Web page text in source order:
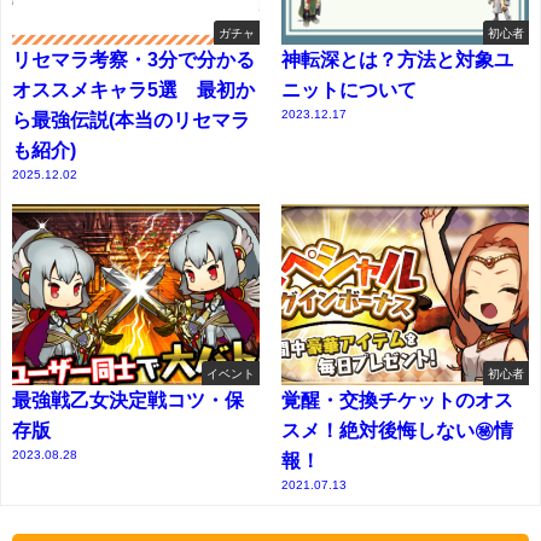
ガチャ
リセマラ考察・3分で分かる
オススメキャラ5選 最初か
ら最強伝説(本当のリセマラ
も紹介)
2025.12.02
初心者
神転深とは？方法と対象ユ
ニットについて
2023.12.17
イベント
最強戦乙女決定戦コツ・保
存版
2023.08.28
初心者
覚醒・交換チケットのオス
スメ！絶対後悔しない㊙情
報！
2021.07.13